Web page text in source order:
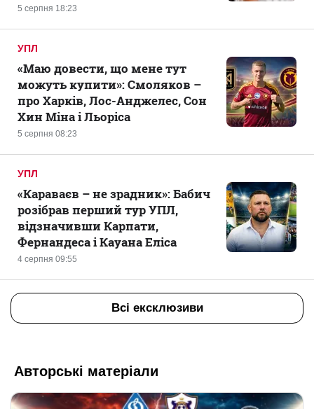
5 серпня 18:23
УПЛ
5 серпня 08:23
«Маю довести, що мене тут
можуть купити»: Смоляков –
про Харків, Лос-Анджелес, Сон
Хин Міна і Льоріса
УПЛ
4 серпня 09:55
«Караваєв – не зрадник»: Бабич
розібрав перший тур УПЛ,
відзначивши Карпати,
Фернандеса і Кауана Еліса
Всі ексклюзиви
Авторські матеріали